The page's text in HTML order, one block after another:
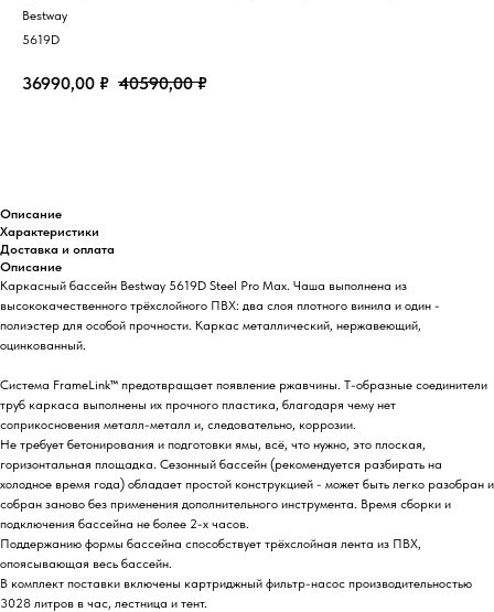
Bestway
5619D
36990,00 ₽ 40590,00 ₽
Описание
Характеристики
Доставка и оплата
Описание
Каркасный бассейн Bestway 5619D Steel Pro Max. Чаша выполнена из
высококачественного трёхслойного ПВХ: два слоя плотного винила и один -
полиэстер для особой прочности. Каркас металлический, нержавеющий,
оцинкованный.
Система FrameLink™ предотвращает появление ржавчины. Т-образные соединители
труб каркаса выполнены их прочного пластика, благодаря чему нет
соприкосновения металл-металл и, следовательно, коррозии.
Не требует бетонирования и подготовки ямы, всё, что нужно, это плоская,
горизонтальная площадка. Сезонный бассейн (рекомендуется разбирать на
холодное время года) обладает простой конструкцией - может быть легко разобран и
собран заново без применения дополнительного инструмента. Время сборки и
подключения бассейна не более 2-х часов.
Поддержанию формы бассейна способствует трёхслойная лента из ПВХ,
опоясывающая весь бассейн.
В комплект поставки включены картриджный фильтр-насос производительностью
3028 литров в час, лестница и тент.